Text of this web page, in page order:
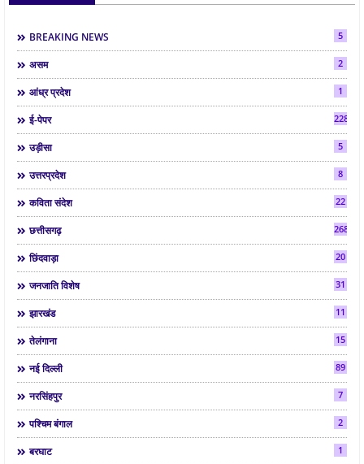
BREAKING NEWS 5
असम 2
आंध्र प्रदेश 1
ई-पेपर 2286
उड़ीसा 5
उत्तरप्रदेश 8
कविता संदेश 22
छत्तीसगढ़ 268
छिंदवाड़ा 20
जनजाति विशेष 31
झारखंड 11
तेलंगाना 15
नई दिल्ली 89
नरसिंहपुर 7
पश्चिम बंगाल 2
बरघाट 1